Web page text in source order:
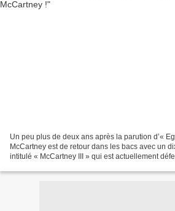
Un peu plus de deux ans après la parution d’«
McCartney est de retour dans les bacs avec un
intitulé « McCartney III » qui est actuellement